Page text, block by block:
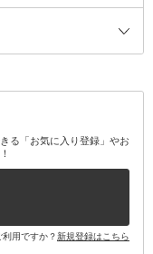
る「お気に入り登録」やお
用ですか？新規登録はこちら